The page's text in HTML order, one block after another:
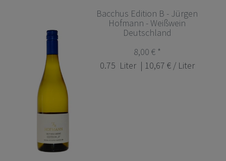
Bacchus Edition B - Jürgen
Hofmann - Weißwein
Deutschland
8,00 € *
0.75 Liter | 10,67 € / Liter